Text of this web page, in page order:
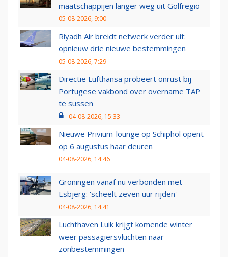
maatschappijen langer weg uit Golfregio
05-08-2026, 9:00
Riyadh Air breidt netwerk verder uit:
opnieuw drie nieuwe bestemmingen
05-08-2026, 7:29
Directie Lufthansa probeert onrust bij
Portugese vakbond over overname TAP
te sussen
04-08-2026, 15:33
Nieuwe Privium-lounge op Schiphol opent
op 6 augustus haar deuren
04-08-2026, 14:46
Groningen vanaf nu verbonden met
Esbjerg: 'scheelt zeven uur rijden'
04-08-2026, 14:41
Luchthaven Luik krijgt komende winter
weer passagiersvluchten naar
zonbestemmingen